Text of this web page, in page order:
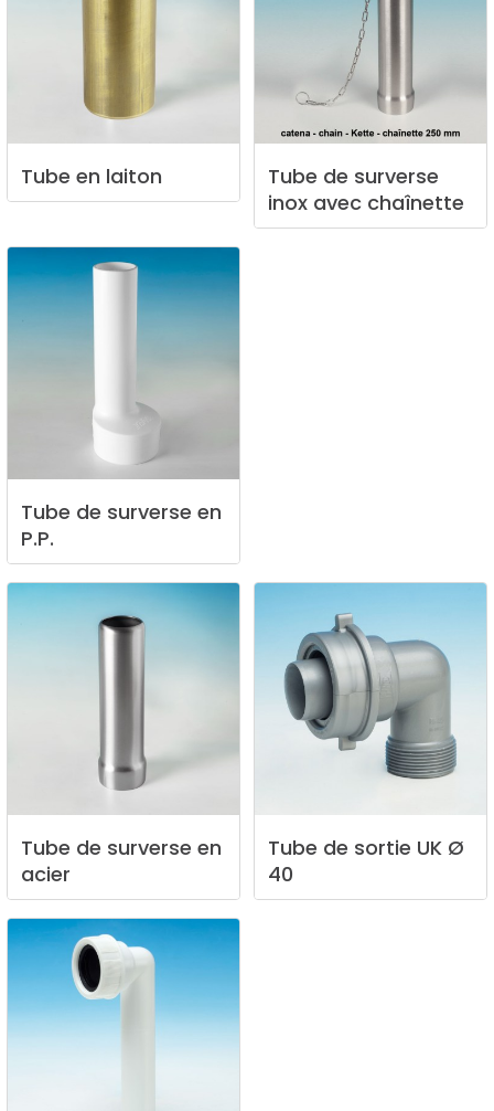
Tube en laiton Tube de surverse
inox avec chaînette
Tube de surverse en
P.P.
Tube de surverse en
acier
Tube de sortie UK Ø
40